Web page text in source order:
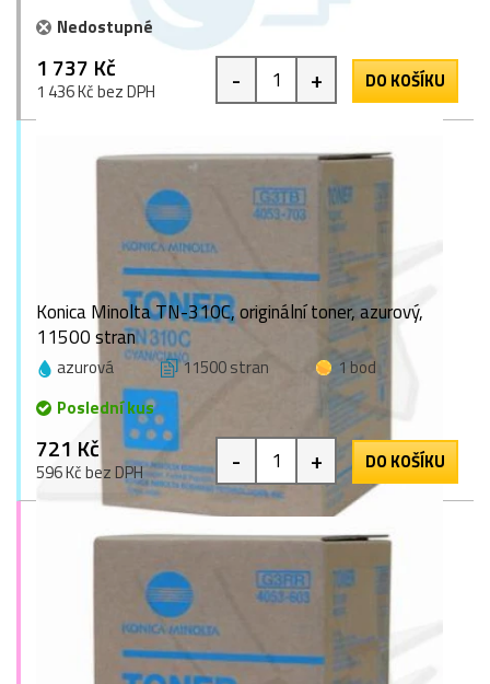
Nedostupné
1 737 Kč
1 436 Kč bez DPH - + DO KOŠÍKU
Konica Minolta TN-310C, originální toner, azurový,
11500 stran
azurová 11500 stran
1 bod
Poslední kus
721 Kč
596 Kč bez DPH - + DO KOŠÍKU